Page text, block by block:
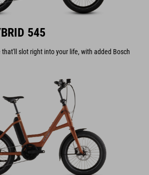
545
that'll slot right into your life, with added Bosch